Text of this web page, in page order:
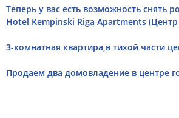
Теперь у вас есть возможность снять
Hotel Kempinski Riga Apartments (Центр
3-комнатная квартира,в тихой части
Продаем два домовладение в центре